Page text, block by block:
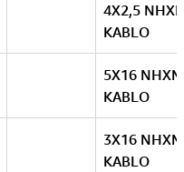
4X2,5
KABLO
5X16
KABLO
3X16
KABLO